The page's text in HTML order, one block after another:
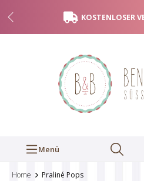
KOSTENLOSER
Menü
Home Praliné Pops